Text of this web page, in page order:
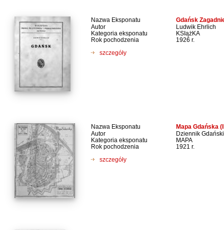
Nazwa Eksponatu Gdańsk
Autor
Ludwik Ehrlich
Kategoria eksponatu
KSIążKA
Rok pochodzenia
1926 r.
szczegóły
Nazwa Eksponatu Mapa Gdańska
Autor
Dziennik Gdański
Kategoria eksponatu
MAPA
Rok pochodzenia
1921 r.
szczegóły